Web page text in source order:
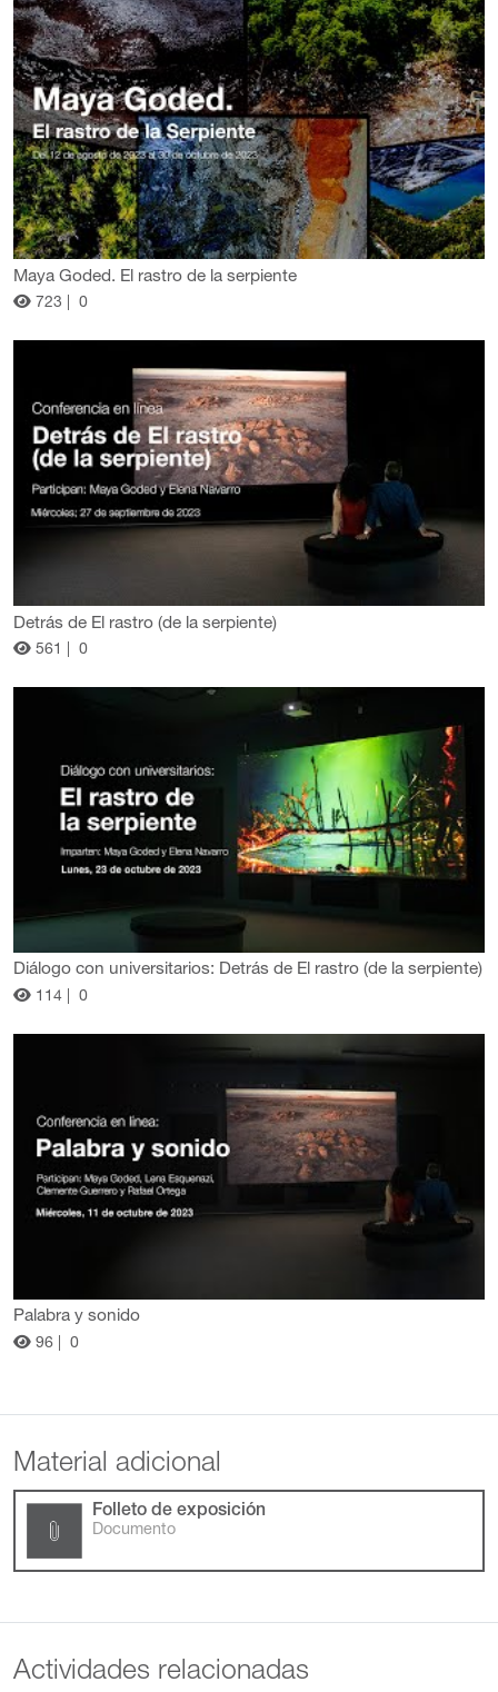
Maya Goded. El rastro de la serpiente
723 | 0
Detrás de El rastro (de la serpiente)
561 | 0
Diálogo con universitarios: Detrás de El rastro (de la serpiente)
114 | 0
Palabra y sonido
96 | 0
Material adicional
Folleto de exposición
Documento
Actividades relacionadas